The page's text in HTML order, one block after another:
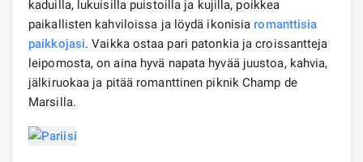
kaduilla, lukuisilla puistoilla ja kujilla, poikkea
paikallisten kahviloissa ja löydä ikonisia romanttisia
paikkojasi. Vaikka ostaa pari patonkia ja croissantteja
leipomosta, on aina hyvä napata hyvää juustoa, kahvia,
jälkiruokaa ja pitää romanttinen piknik Champ de
Marsilla.